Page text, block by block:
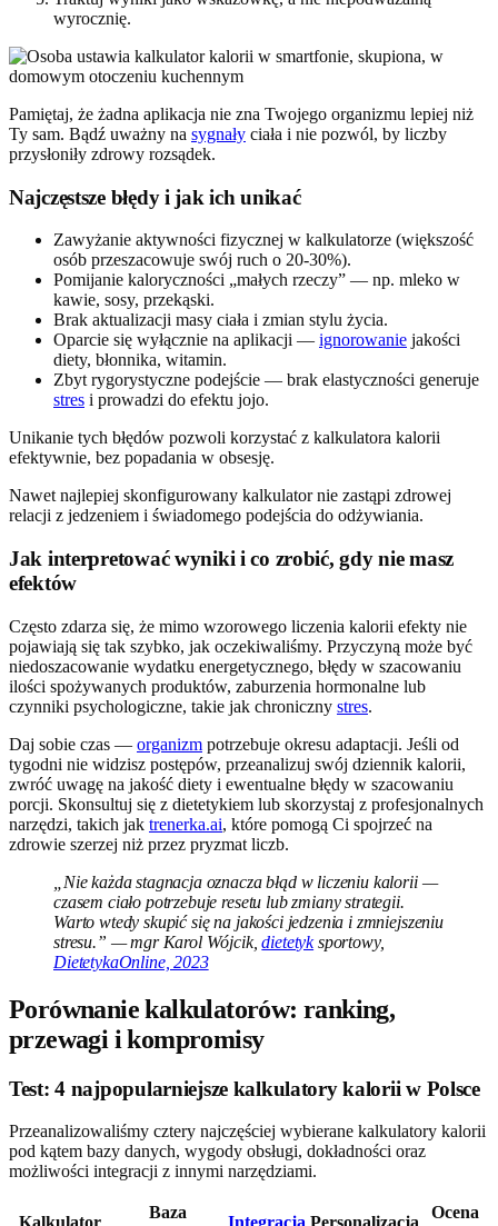
wyrocznię.
Pamiętaj, że żadna aplikacja nie zna Twojego organizmu lepiej niż
Ty sam. Bądź uważny na sygnały ciała i nie pozwól, by liczby
przysłoniły zdrowy rozsądek.
Najczęstsze błędy i jak ich unikać
Zawyżanie aktywności fizycznej w kalkulatorze (większość
osób przeszacowuje swój ruch o 20-30%).
Pomijanie kaloryczności „małych rzeczy” — np. mleko w
kawie, sosy, przekąski.
Brak aktualizacji masy ciała i zmian stylu życia.
Oparcie się wyłącznie na aplikacji — ignorowanie jakości
diety, błonnika, witamin.
Zbyt rygorystyczne podejście — brak elastyczności generuje
stres i prowadzi do efektu jojo.
Unikanie tych błędów pozwoli korzystać z kalkulatora kalorii
efektywnie, bez popadania w obsesję.
Nawet najlepiej skonfigurowany kalkulator nie zastąpi zdrowej
relacji z jedzeniem i świadomego podejścia do odżywiania.
Jak interpretować wyniki i co zrobić, gdy nie masz
efektów
Często zdarza się, że mimo wzorowego liczenia kalorii efekty nie
pojawiają się tak szybko, jak oczekiwaliśmy. Przyczyną może być
niedoszacowanie wydatku energetycznego, błędy w szacowaniu
ilości spożywanych produktów, zaburzenia hormonalne lub
czynniki psychologiczne, takie jak chroniczny stres.
Daj sobie czas — organizm potrzebuje okresu adaptacji. Jeśli od
tygodni nie widzisz postępów, przeanalizuj swój dziennik kalorii,
zwróć uwagę na jakość diety i ewentualne błędy w szacowaniu
porcji. Skonsultuj się z dietetykiem lub skorzystaj z profesjonalnych
narzędzi, takich jak trenerka.ai, które pomogą Ci spojrzeć na
zdrowie szerzej niż przez pryzmat liczb.
„Nie każda stagnacja oznacza błąd w liczeniu kalorii —
czasem ciało potrzebuje resetu lub zmiany strategii.
Warto wtedy skupić się na jakości jedzenia i zmniejszeniu
stresu.” — mgr Karol Wójcik,dietetyksportowy,
DietetykaOnline, 2023
Porównanie kalkulatorów: ranking,
przewagi i kompromisy
Test: 4 najpopularniejsze kalkulatory kalorii w Polsce
Przeanalizowaliśmy cztery najczęściej wybierane kalkulatory kalorii
pod kątem bazy danych, wygody obsługi, dokładności oraz
możliwości integracji z innymi narzędziami.
Baza
Ocena